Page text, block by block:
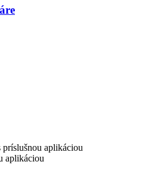
príslušnou aplikáciou
aplikáciou